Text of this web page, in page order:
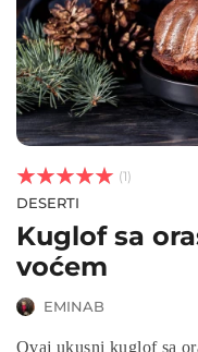


 (1)
DESERTI
Kuglof sa
voćem
EMINAB
Ovaj ukusni kuglof sa